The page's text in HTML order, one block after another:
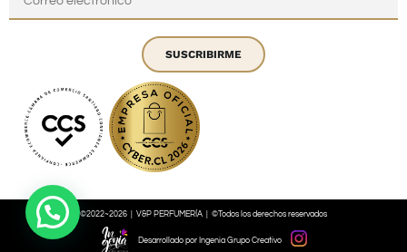
SUSCRIBIRME
©2022~2026 | V&P PERFUMERÍA | ©Todos los derechos reservados
Desarrollado por Ingenia Grupo Creativo